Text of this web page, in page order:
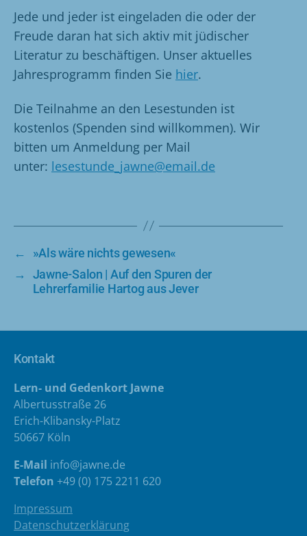
Jede und jeder ist eingeladen die oder der
Freude daran hat sich aktiv mit jüdischer
Literatur zu beschäftigen. Unser aktuelles
Jahresprogramm finden Sie hier.
Die Teilnahme an den Lesestunden ist
kostenlos (Spenden sind willkommen). Wir
bitten um Anmeldung per Mail
unter: lesestunde_jawne@email.de
←
»Als wäre nichts gewesen«
→
Jawne-Salon | Auf den Spuren der
Lehrerfamilie Hartog aus Jever
Kontakt
Lern- und Gedenkort Jawne
Albertusstraße 26
Erich-Klibansky-Platz
50667 Köln
E-Mail info@jawne.de
Telefon +49 (0) 175 2211 620
Impressum
Datenschutzerklärung